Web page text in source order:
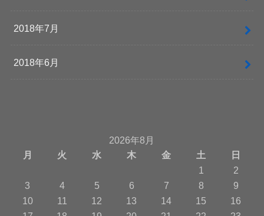
2018年7月
2018年6月
2026年8月
月
火 水 木 金 土
日
1
2
3
4 5 6 7 8
9
10
11 12 13 14 15
16